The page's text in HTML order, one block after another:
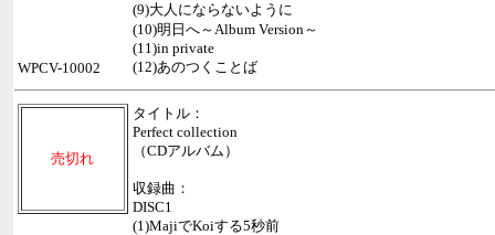
(9)大人にならないように
(10)明日へ～Album Version～
(11)in private
(12)あのつくことば
WPCV-10002
売切れ
タイトル：
Perfect collection
（CDアルバム）
収録曲：
DISC1
(1)MajiでKoiする5秒前